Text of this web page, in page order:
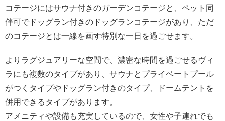
コテージにはサウナ付きのガーデンコテージと、ペット同
伴可でドッグラン付きのドッグランコテージがあり、ただ
のコテージとは一線を画す特別な一日を過ごせます。
よりラグジュアリーな空間で、濃密な時間を過ごせるヴィ
ラにも複数のタイプがあり、サウナとプライベートプール
がつくタイプやドッグラン付きのタイプ、ドームテントを
併用できるタイプがあります。
アメニティや設備も充実しているので、女性や子連れでも